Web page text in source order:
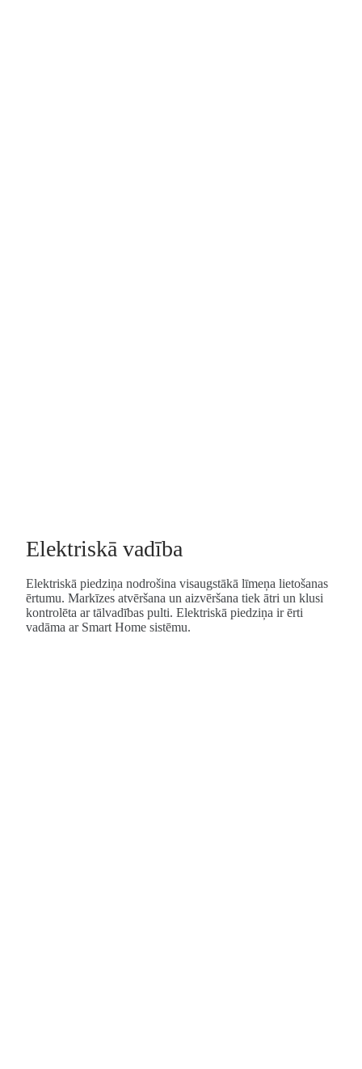
Elektriskā vadība
Elektriskā piedziņa nodrošina visaugstākā līmeņa lietošanas
ērtumu. Markīzes atvēršana un aizvēršana tiek ātri un klusi
kontrolēta ar tālvadības pulti. Elektriskā piedziņa ir ērti
vadāma ar Smart Home sistēmu.